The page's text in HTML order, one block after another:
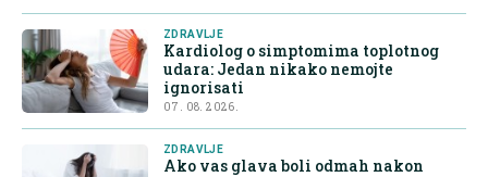
ZDRAVLJE
Kardiolog o simptomima toplotnog
udara: Jedan nikako nemojte
ignorisati
07. 08. 2026.
ZDRAVLJE
Ako vas glava boli odmah nakon